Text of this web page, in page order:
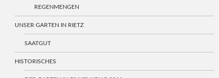
REGENMENGEN
UNSER GARTEN IN RIETZ
SAATGUT
HISTORISCHES